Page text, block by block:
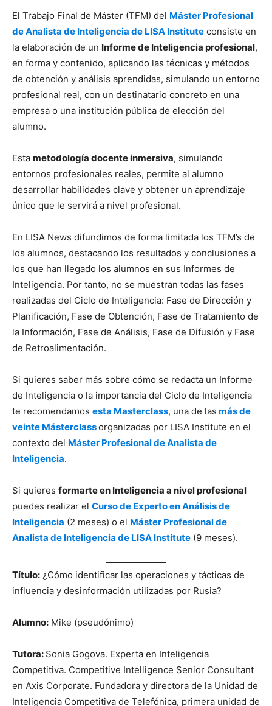
El Trabajo Final de Máster (TFM) del Máster Profesional
de Analista de Inteligencia de LISA Institute consiste en
la elaboración de un Informe de Inteligencia profesional,
en forma y contenido, aplicando las técnicas y métodos
de obtención y análisis aprendidas, simulando un entorno
profesional real, con un destinatario concreto en una
empresa o una institución pública de elección del
alumno.
Esta metodología docente inmersiva, simulando
entornos profesionales reales, permite al alumno
desarrollar habilidades clave y obtener un aprendizaje
único que le servirá a nivel profesional.
En LISA News difundimos de forma limitada los TFM’s de
los alumnos, destacando los resultados y conclusiones a
los que han llegado los alumnos en sus Informes de
Inteligencia. Por tanto, no se muestran todas las fases
realizadas del Ciclo de Inteligencia: Fase de Dirección y
Planificación, Fase de Obtención, Fase de Tratamiento de
la Información, Fase de Análisis, Fase de Difusión y Fase
de Retroalimentación.
Si quieres saber más sobre cómo se redacta un Informe
de Inteligencia o la importancia del Ciclo de Inteligencia
te recomendamos esta Masterclass, una de las más de
veinte Másterclassorganizadas por LISA Institute en el
contexto del Máster Profesional de Analista de
Inteligencia.
Si quieres formarte en Inteligencia a nivel profesional
puedes realizar el Curso de Experto en Análisis de
Inteligencia (2 meses) o el Máster Profesional de
Analista de Inteligencia de LISA Institute (9 meses).
Título: ¿Cómo identificar las operaciones y tácticas de
influencia y desinformación utilizadas por Rusia?
Alumno: Mike (pseudónimo)
Tutora: Sonia Gogova. Experta en Inteligencia
Competitiva. Competitive Intelligence Senior Consultant
en Axis Corporate. Fundadora y directora de la Unidad de
Inteligencia Competitiva de Telefónica, primera unidad de